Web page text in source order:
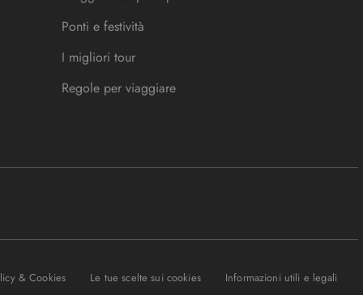
Ponti e festività
I migliori tour
Regole per viaggiare
& Cookies Le tue scelte sui cookies Informazioni utili e legali